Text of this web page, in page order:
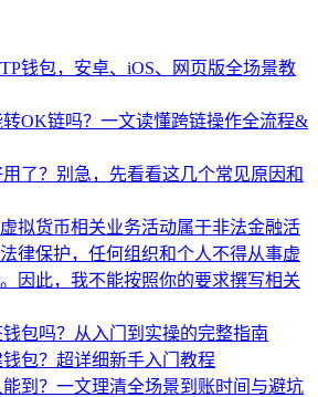
钱包，安卓、iOS、网页版全场景教
OK链吗？一文读懂跨链操作全流程&
了？别急，先看看这几个常见原因和
拟货币相关业务活动属于非法金融活
律保护，任何组织和个人不得从事虚
因此，我不能按照你的要求撰写相关
包吗？从入门到实操的完整指南
包？超详细新手入门教程
到？一文理清全场景到账时间与避坑